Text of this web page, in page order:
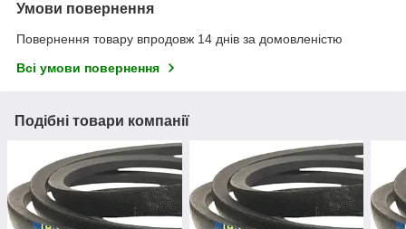
Умови повернення
Повернення товару впродовж 14 днів за домовленістю
Всі умови повернення
Подібні товари компанії